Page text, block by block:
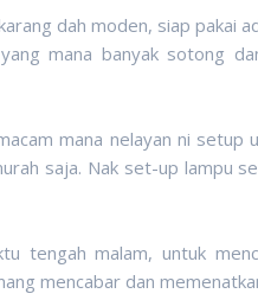
dah moden, siap pakai
mana banyak sotong
mana nelayan ni
saja. Nak set-up lampu
tengah malam, untuk
mencabar dan